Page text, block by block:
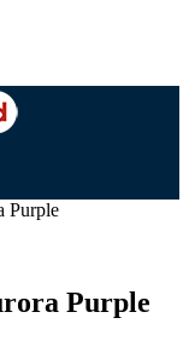
Purple
Purple